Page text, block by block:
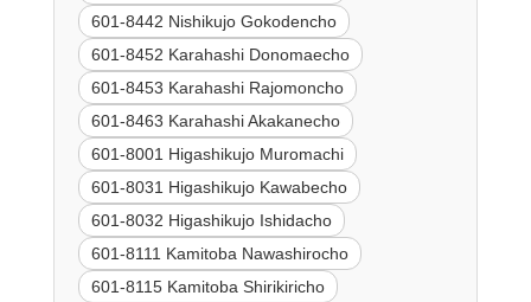
601-8442 Nishikujo Gokodencho
601-8452 Karahashi Donomaecho
601-8453 Karahashi Rajomoncho
601-8463 Karahashi Akakanecho
601-8001 Higashikujo Muromachi
601-8031 Higashikujo Kawabecho
601-8032 Higashikujo Ishidacho
601-8111 Kamitoba Nawashirocho
601-8115 Kamitoba Shirikiricho